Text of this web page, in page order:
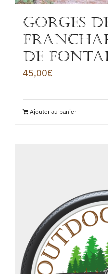
GORGES
DE
45,00€
Ajouter au panier